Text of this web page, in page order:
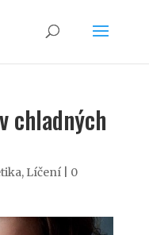
chladných
, Líčení| 0